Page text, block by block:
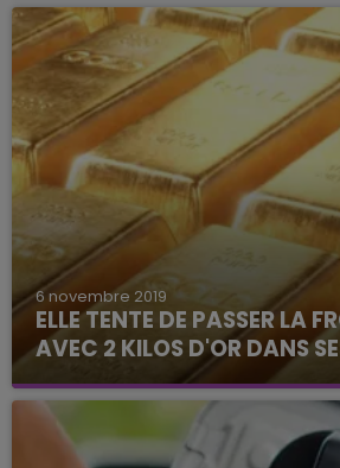
6 novembre 2019
ELLE TENTE DE PASSER LA
AVEC 2 KILOS D'OR DANS